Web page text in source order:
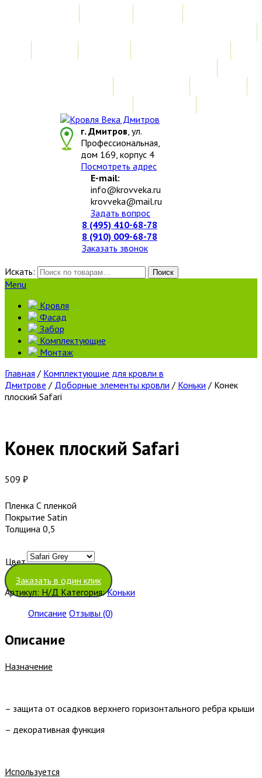
г. Дмитров, ул.
Профессиональная,
дом 169, корпус 4
Посмотреть адрес
E-mail:
info@krovveka.ru
krovveka@mail.ru
Задать вопрос
8 (495) 410-68-78
8 (910) 009-68-78
Заказать звонок
Искать:
Поиск
Menu
Кровля
Фасад
Забор
Комплектующие
Монтаж
Главная / Комплектующие для кровли в
Дмитрове / Доборные элементы кровли / Коньки / Конек
плоский Safari
Конек плоский Safari
509 ₽
Пленка С пленкой
Покрытие Satin
Толщина 0,5
Цвет
Очистить
Заказать в один клик
Артикул: Н/Д Категория:Коньки
Описание Отзывы (0)
Описание
Назначение
– защита от осадков верхнего горизонтального ребра крыши
– декоративная функция
Используется